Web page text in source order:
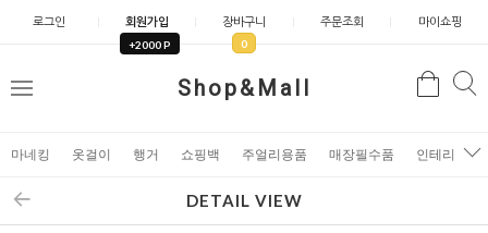
로그인 회원가입
+2000 P
장바구니
0
주문조회 마이쇼핑
Shop&Mall
메
검
마네킹 옷걸이 행거 쇼핑백 주얼리용품 매장필수품 인테리어소
DETAIL VIEW